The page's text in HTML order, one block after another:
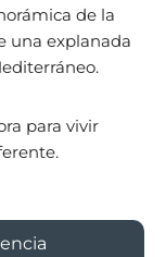
de la
una explanada
para vivir